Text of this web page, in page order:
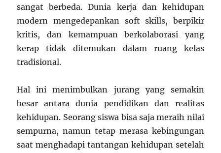
sangat berbeda. Dunia kerja dan kehidupan
modern mengedepankan soft skills, berpikir
kritis, dan kemampuan berkolaborasi yang
kerap tidak ditemukan dalam ruang kelas
tradisional.
Hal ini menimbulkan jurang yang semakin
besar antara dunia pendidikan dan realitas
kehidupan. Seorang siswa bisa saja meraih nilai
sempurna, namun tetap merasa kebingungan
saat menghadapi tantangan kehidupan setelah